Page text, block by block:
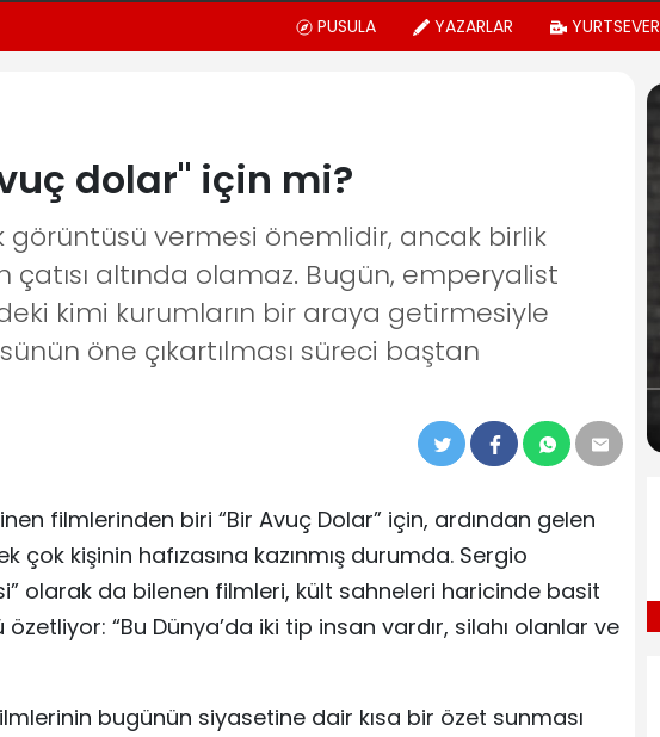
PUSULA YAZARLAR
dolar" için mi?
görüntüsü vermesi önemlidir, ancak birlik
altında olamaz. Bugün, emperyalist
kimi kurumların bir araya getirmesiyle
öne çıkartılması süreci baştan
filmlerinden biri “Bir Avuç Dolar” için, ardından gelen
çok kişinin hafızasına kazınmış durumda. Sergio
olarak da bilenen filmleri, kült sahneleri haricinde basit
“Bu Dünya’da iki tip insan vardır, silahı olanlar ve
bugünün siyasetine dair kısa bir özet sunması